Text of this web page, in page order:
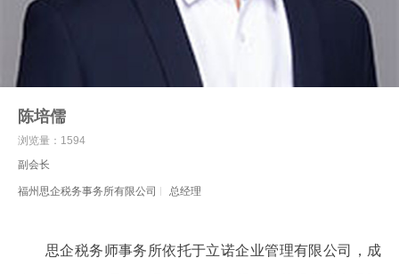
陈培儒
浏览量：1594
副会长
福州思企税务事务所有限公司 总经理
思企税务师事务所依托于立诺企业管理有限公司，成